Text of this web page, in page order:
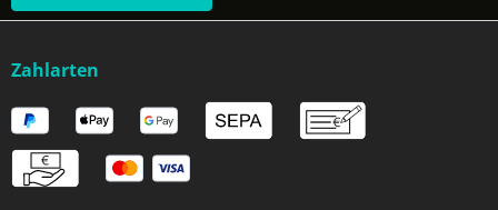
Zahlarten